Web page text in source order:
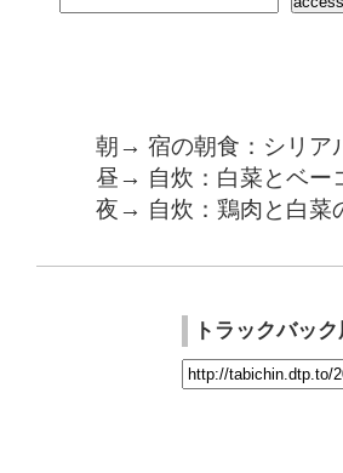
朝→ 宿の朝食：シリア
昼→ 自炊：白菜とベー
夜→ 自炊：鶏肉と白菜
トラックバッ